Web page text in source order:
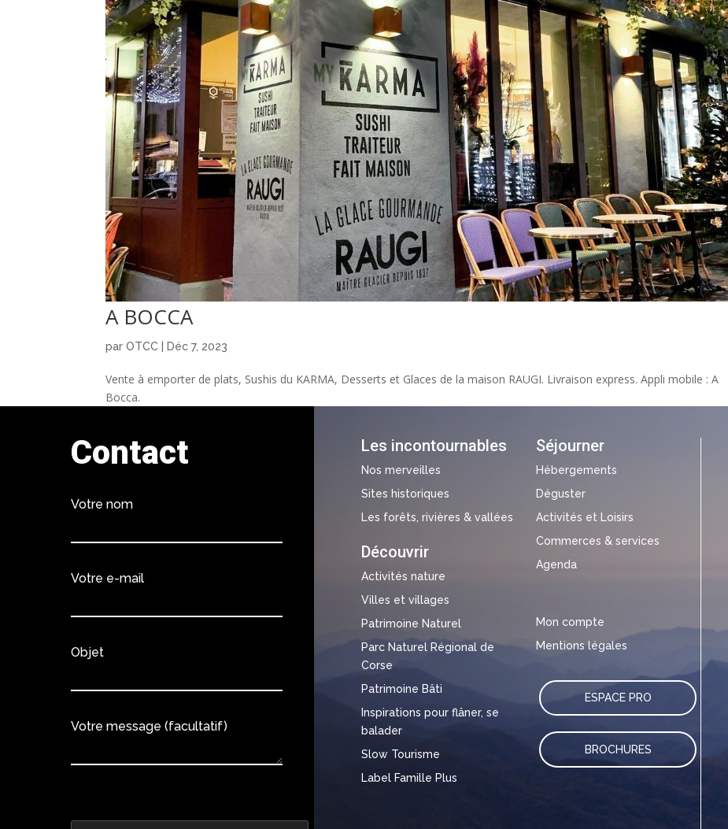
A BOCCA
parOTCC Déc 7, 2023
Vente à emporter de plats, Sushis du KARMA, Desserts et Glaces de la maison RAUGI. Livraison express. Appli mobile : A
Bocca.
Les incontournables
Nos merveilles
Sites historiques
Les forêts, rivières & vallées
Découvrir
Activités nature
Villes et villages
Patrimoine Naturel
Parc Naturel Régional de
Corse
Patrimoine Bâti
Inspirations pour flâner, se
balader
Slow Tourisme
Label Famille Plus
Séjourner
Hébergements
Déguster
Activités et Loisirs
Commerces & services
Agenda
Mon compte
Mentions légales
ESPACE PRO
BROCHURES
Contact
Votre nom
Votre e-mail
Objet
Votre message (facultatif)